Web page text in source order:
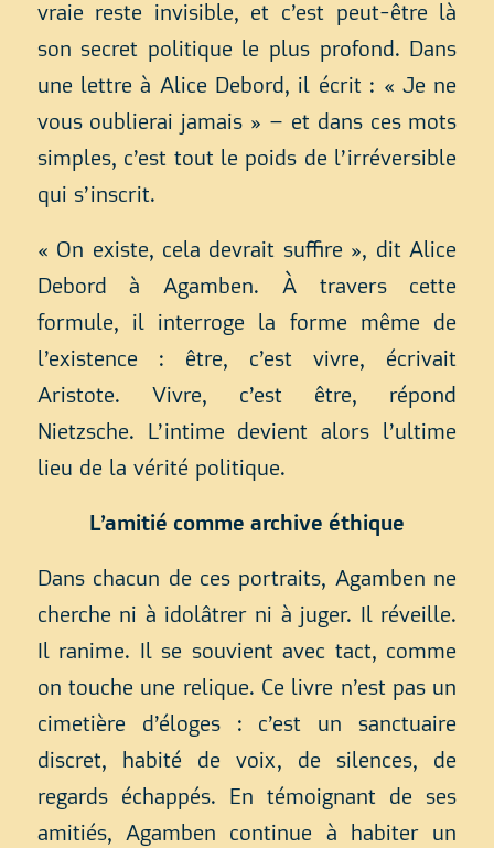
vraie reste invisible, et c’est peut-être là
son secret politique le plus profond. Dans
une lettre à Alice Debord, il écrit : « Je ne
vous oublierai jamais » – et dans ces mots
simples, c’est tout le poids de l’irréversible
qui s’inscrit.
« On existe, cela devrait suffire », dit Alice
Debord à Agamben. À travers cette
formule, il interroge la forme même de
l’existence : être, c’est vivre, écrivait
Aristote. Vivre, c’est être, répond
Nietzsche. L’intime devient alors l’ultime
lieu de la vérité politique.
L’amitié comme archive éthique
Dans chacun de ces portraits, Agamben ne
cherche ni à idolâtrer ni à juger. Il réveille.
Il ranime. Il se souvient avec tact, comme
on touche une relique. Ce livre n’est pas un
cimetière d’éloges : c’est un sanctuaire
discret, habité de voix, de silences, de
regards échappés. En témoignant de ses
amitiés, Agamben continue à habiter un